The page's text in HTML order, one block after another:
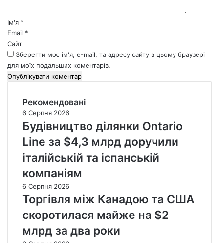
*Ім'я *
Email *
Сайт
Зберегти моє ім'я, e-mail, та адресу сайту в цьому браузері
для моїх подальших коментарів.
Рекомендовані
6 Серпня 2026
Будівництво ділянки Ontario
Line за $4,3 млрд доручили
італійській та іспанській
компаніям
6 Серпня 2026
Торгівля між Канадою та США
скоротилася майже на $2
млрд за два роки